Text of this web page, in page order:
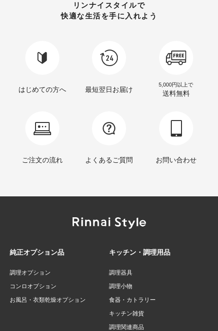
リンナイスタイルで
快適な生活を手に入れよう
はじめての方へ 最短翌日お届け
5,000円以上で
送料無料
ご注文の流れ よくあるご質問 お問い合わせ
純正オプション品
調理オプション
コンロオプション
お風呂・衣類乾燥オプション
キッチン・調理用品
調理器具
調理小物
食器・カトラリー
キッチン雑貨
調理関連商品